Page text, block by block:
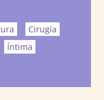
Cirugía
Íntima